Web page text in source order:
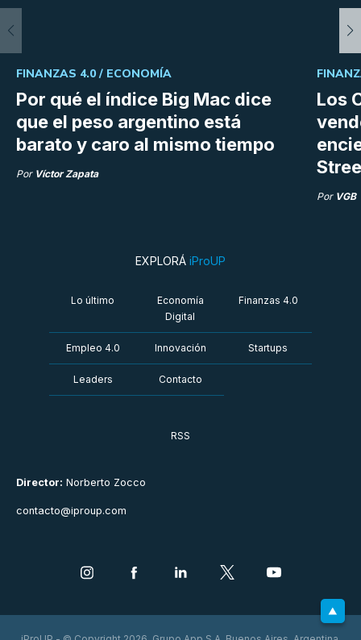
Por qué el índice Big Mac dice
que el peso argentino está
barato y caro al mismo tiempo
FINANZAS 4.0 / ECONOMÍA
Por Víctor Zapata
Los
Por VGB
Director: Norberto Zocco
contacto@iproup.com
EXPLORÁ iProUP
Lo último
Economía
Digital
Finanzas 4.0
Empleo 4.0 Innovación Startups
Leaders Contacto
RSS